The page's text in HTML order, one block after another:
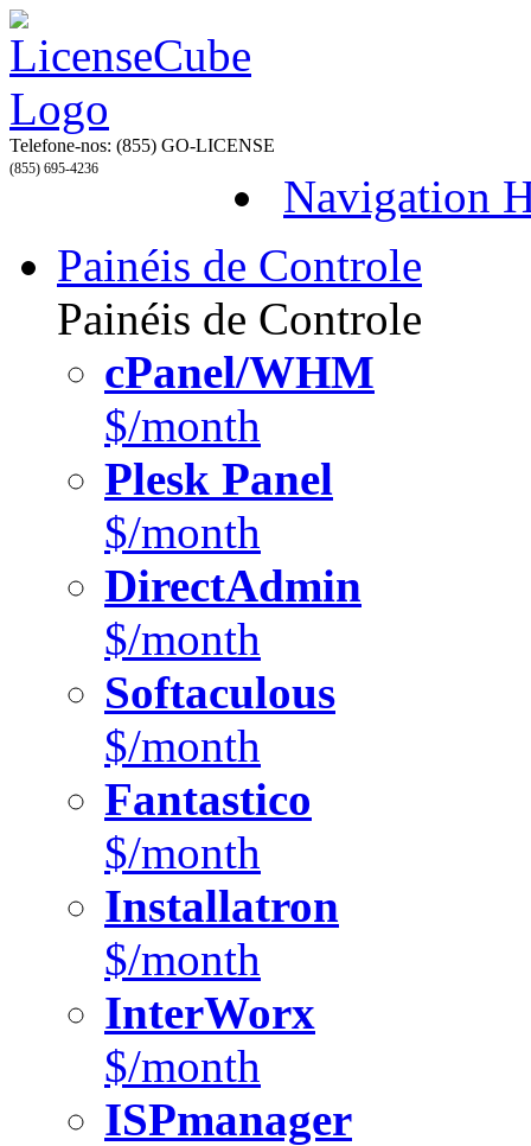
Telefone-nos: (855) GO-LICENSE
(855) 695-4236
Navigation
Painéis de Controle
Painéis de Controle
cPanel/WHM
$/month
Plesk Panel
$/month
DirectAdmin
$/month
Softaculous
$/month
Fantastico
$/month
Installatron
$/month
InterWorx
$/month
ISPmanager